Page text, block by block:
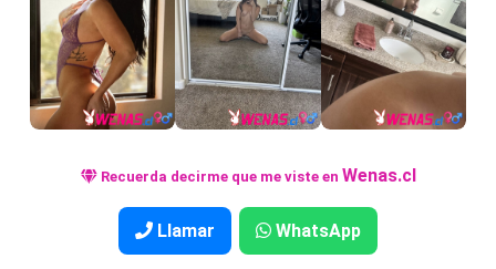
Recuerda decirme que me viste en Wenas.cl
Llamar WhatsApp